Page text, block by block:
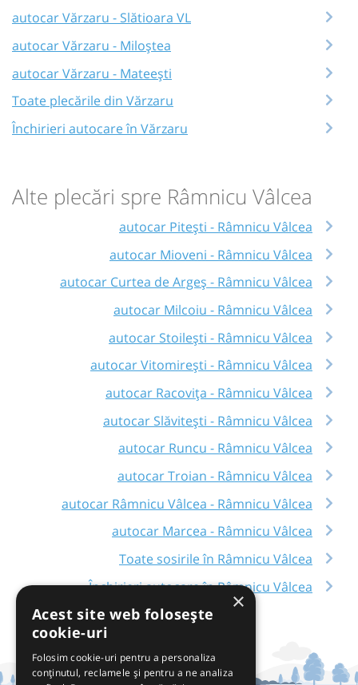
autocar Vărzaru - Slătioara VL
autocar Vărzaru - Miloștea
autocar Vărzaru - Mateești
Toate plecările din Vărzaru
Închirieri autocare în Vărzaru
Alte plecări spre Râmnicu Vâlcea
autocar Pitești - Râmnicu Vâlcea
autocar Mioveni - Râmnicu Vâlcea
autocar Curtea de Argeș - Râmnicu Vâlcea
autocar Milcoiu - Râmnicu Vâlcea
autocar Stoilești - Râmnicu Vâlcea
autocar Vitomirești - Râmnicu Vâlcea
autocar Racovița - Râmnicu Vâlcea
autocar Slăvitești - Râmnicu Vâlcea
autocar Runcu - Râmnicu Vâlcea
autocar Troian - Râmnicu Vâlcea
autocar Râmnicu Vâlcea - Râmnicu Vâlcea
autocar Marcea - Râmnicu Vâlcea
Toate sosirile în Râmnicu Vâlcea
Închirieri autocare în Râmnicu Vâlcea
×
Acest site web folosește
cookie-uri
Folosim cookie-uri pentru a personaliza
conținutul, reclamele și pentru a ne analiza